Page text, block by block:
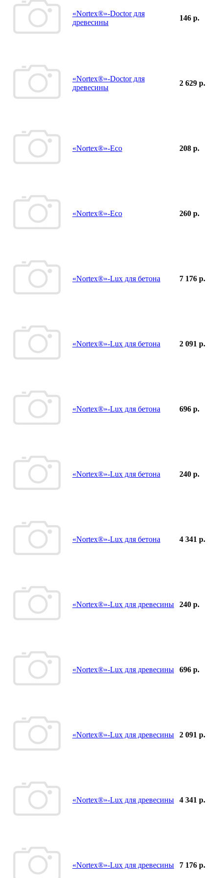
«Nortex®»-Doctor для
древесины
146 р.
«Nortex®»-Doctor для
древесины
2 629 р.
«Nortex®»-Eco 208 р.
«Nortex®»-Eco 260 р.
«Nortex®»-Lux для бетона 7 176 р.
«Nortex®»-Lux для бетона 2 091 р.
«Nortex®»-Lux для бетона 696 р.
«Nortex®»-Lux для бетона 240 р.
«Nortex®»-Lux для бетона 4 341 р.
«Nortex®»-Lux для древесины 240 р.
«Nortex®»-Lux для древесины 696 р.
«Nortex®»-Lux для древесины 2 091 р.
«Nortex®»-Lux для древесины 4 341 р.
«Nortex®»-Lux для древесины 7 176 р.